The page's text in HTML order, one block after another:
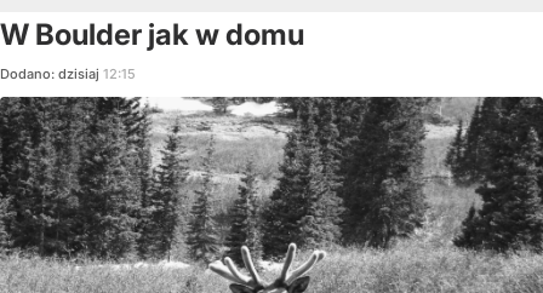
W Boulder jak w domu
Dodano: dzisiaj 12:15